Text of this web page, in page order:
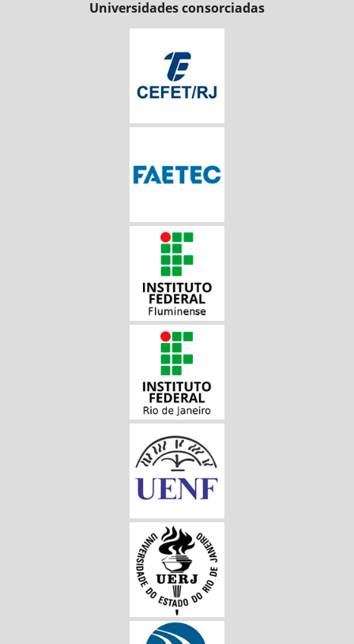
Universidades consorciadas